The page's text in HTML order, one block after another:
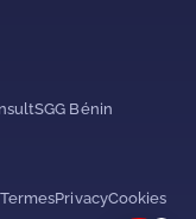
SGG Bénin
TermesPrivacyCookies